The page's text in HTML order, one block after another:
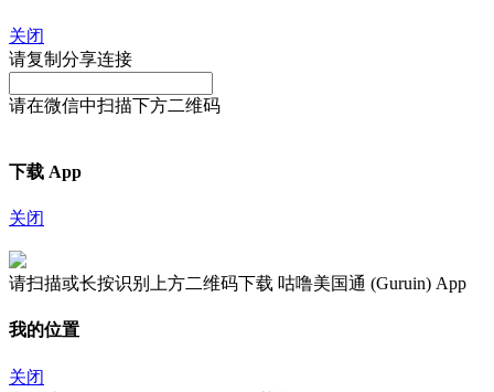
关闭
请复制分享连接
请在微信中扫描下方二维码
下载 App
关闭
请扫描或长按识别上方二维码下载 咕噜美国通 (Guruin) App
我的位置
关闭